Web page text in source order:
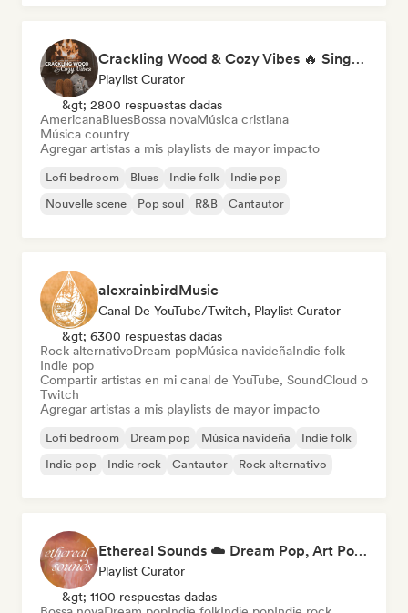
Crackling Wood & Cozy Vibes 🔥 Singer-Songwriter, Dream Pop & Bedroom Pop
Playlist Curator
&gt; 2800 respuestas dadas
AmericanaBluesBossa novaMúsica cristiana
Música country
Agregar artistas a mis playlists de mayor impacto
Lofi bedroom Blues Indie folk
Indie pop
Nouvelle scene
Pop soul R&B Cantautor
alexrainbirdMusic
Canal De YouTube/Twitch, Playlist Curator
&gt; 6300 respuestas dadas
Rock alternativoDream popMúsica navideñaIndie folk
Indie pop
Compartir artistas en mi canal de YouTube, SoundCloud o
Twitch
Agregar artistas a mis playlists de mayor impacto
Lofi bedroom Dream pop Música navideña
Indie folk
Indie pop
Indie rock Cantautor Rock alternativo
Ethereal Sounds ☁️ Dream Pop, Art Pop & Atmospheric Indie
Playlist Curator
&gt; 1100 respuestas dadas